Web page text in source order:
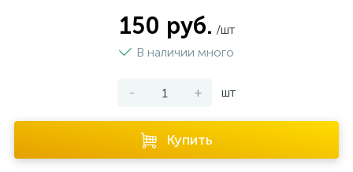
150 руб. /шт
В наличии много
- + шт
Купить